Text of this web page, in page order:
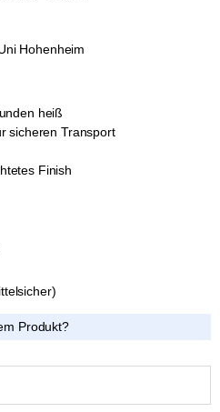
Hohenheim
heiß
sicheren Transport
Finish
Produkt?